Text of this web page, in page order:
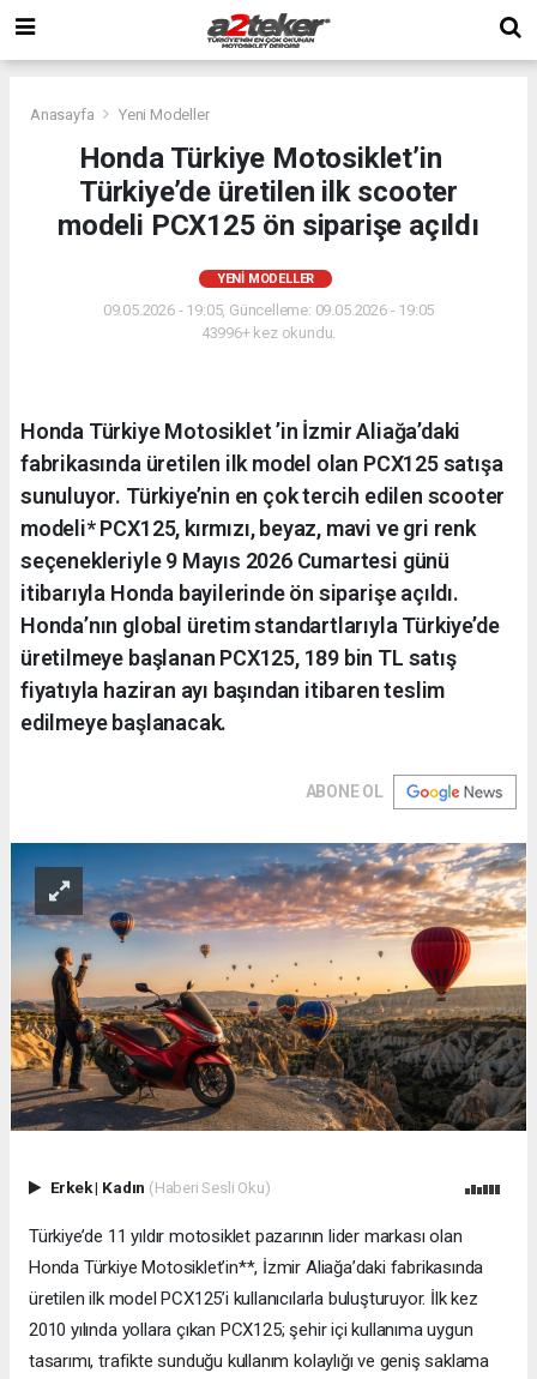
Anasayfa Yeni Modeller
Honda Türkiye Motosiklet’in
Türkiye’de üretilen ilk scooter
modeli PCX125 ön siparişe açıldı
YENI MODELLER
09.05.2026 - 19:05, Güncelleme: 09.05.2026 - 19:05
43996+ kez okundu.
Honda Türkiye Motosiklet ’in İzmir Aliağa’daki
fabrikasında üretilen ilk model olan PCX125 satışa
sunuluyor. Türkiye’nin en çok tercih edilen scooter
modeli* PCX125, kırmızı, beyaz, mavi ve gri renk
seçenekleriyle 9 Mayıs 2026 Cumartesi günü
itibarıyla Honda bayilerinde ön siparişe açıldı.
Honda’nın global üretim standartlarıyla Türkiye’de
üretilmeye başlanan PCX125, 189 bin TL satış
fiyatıyla haziran ayı başından itibaren teslim
edilmeye başlanacak.
ABONE OL
Erkek| Kadın (Haberi Sesli Oku)
Türkiye’de 11 yıldır motosiklet pazarının lider markası olan
Honda Türkiye Motosiklet’in**, İzmir Aliağa’daki fabrikasında
üretilen ilk model PCX125’i kullanıcılarla buluşturuyor. İlk kez
2010 yılında yollara çıkan PCX125; şehir içi kullanıma uygun
tasarımı, trafikte sunduğu kullanım kolaylığı ve geniş saklama